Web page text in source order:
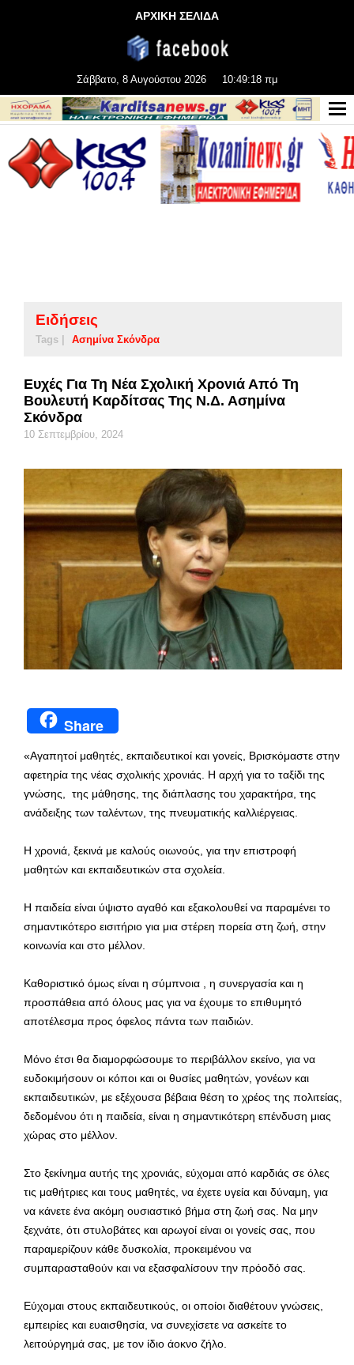
ΑΡΧΙΚΗ ΣΕΛΙΔΑ
Σάββατο, 8 Αυγούστου 2026 10:49:18 πμ
Ειδήσεις
Tags | Ασημίνα Σκόνδρα
Ευχές Για Τη Νέα Σχολική Χρονιά Από Τη
Βουλευτή Καρδίτσας Της Ν.Δ. Ασημίνα
Σκόνδρα
10 Σεπτεμβρίου, 2024
Share
«Αγαπητοί μαθητές, εκπαιδευτικοί και γονείς, Βρισκόμαστε στην
αφετηρία της νέας σχολικής χρονιάς. Η αρχή για το ταξίδι της
γνώσης, της μάθησης, της διάπλασης του χαρακτήρα, της
ανάδειξης των ταλέντων, της πνευματικής καλλιέργειας.
Η χρονιά, ξεκινά με καλούς οιωνούς, για την επιστροφή
μαθητών και εκπαιδευτικών στα σχολεία.
Η παιδεία είναι ύψιστο αγαθό και εξακολουθεί να παραμένει το
σημαντικότερο εισιτήριο για μια στέρεη πορεία στη ζωή, στην
κοινωνία και στο μέλλον.
Καθοριστικό όμως είναι η σύμπνοια , η συνεργασία και η
προσπάθεια από όλους μας για να έχουμε το επιθυμητό
αποτέλεσμα προς όφελος πάντα των παιδιών.
Μόνο έτσι θα διαμορφώσουμε το περιβάλλον εκείνο, για να
ευδοκιμήσουν οι κόποι και οι θυσίες μαθητών, γονέων και
εκπαιδευτικών, με εξέχουσα βέβαια θέση το χρέος της πολιτείας,
δεδομένου ότι η παιδεία, είναι η σημαντικότερη επένδυση μιας
χώρας στο μέλλον.
Στο ξεκίνημα αυτής της χρονιάς, εύχομαι από καρδιάς σε όλες
τις μαθήτριες και τους μαθητές, να έχετε υγεία και δύναμη, για
να κάνετε ένα ακόμη ουσιαστικό βήμα στη ζωή σας. Να μην
ξεχνάτε, ότι στυλοβάτες και αρωγοί είναι οι γονείς σας, που
παραμερίζουν κάθε δυσκολία, προκειμένου να
συμπαρασταθούν και να εξασφαλίσουν την πρόοδό σας.
Εύχομαι στους εκπαιδευτικούς, οι οποίοι διαθέτουν γνώσεις,
εμπειρίες και ευαισθησία, να συνεχίσετε να ασκείτε το
λειτούργημά σας, με τον ίδιο άοκνο ζήλο.